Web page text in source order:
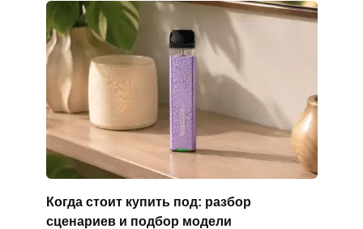
Когда стоит купить под: разбор
сценариев и подбор модели